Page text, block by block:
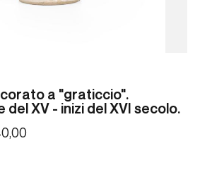
a "graticcio".
del XV - inizi del XVI secolo.